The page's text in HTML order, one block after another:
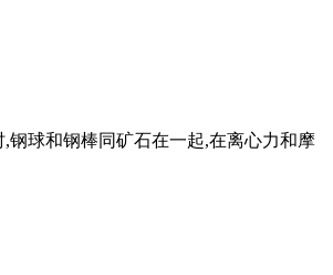
钢球和钢棒同矿石在一起,在离心力和摩